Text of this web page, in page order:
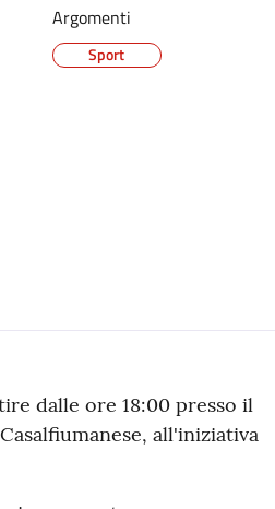
Argomenti
Sport
dalle ore 18:00 presso il
all'iniziativa